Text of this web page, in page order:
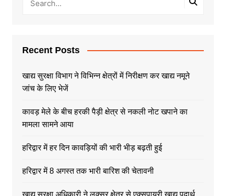
Recent Posts
खाद्य सुरक्षा विभाग ने विभिन्न क्षेत्रों में निरीक्षण कर खाद्य नमूने
जांच के लिए भेजें
कावड़ मेले के बीच हरकी पैड़ी क्षेत्र से नकली नोट खपाने का
मामला सामने आया
हरिद्वार में हर दिन कावड़ियों की भारी भीड़ बढ़ती हुई
हरिद्वार में 8 अगस्त तक भारी बारिश की चेतावनी
खाद्य सुरक्षा अधिकारी ने लक्सर क्षेत्र से एक्सपायरी खाद्य पदार्थ